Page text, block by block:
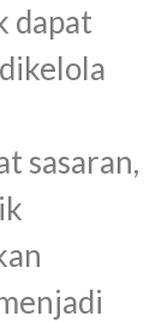
dapat
sasaran,